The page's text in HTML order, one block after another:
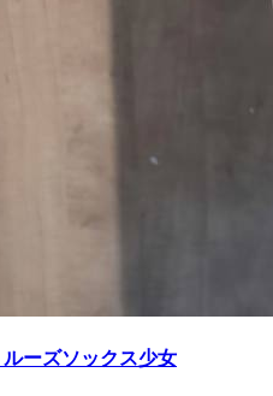
ルーズソックス少女